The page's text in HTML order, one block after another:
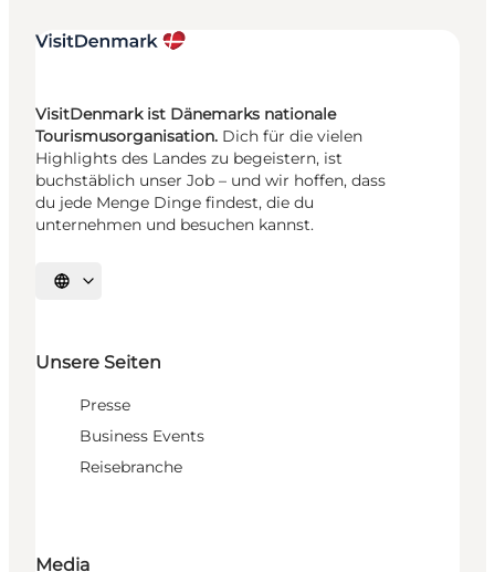
VisitDenmark ist Dänemarks nationale
Tourismusorganisation. Dich für die vielen
Highlights des Landes zu begeistern, ist
buchstäblich unser Job – und wir hoffen, dass
du jede Menge Dinge findest, die du
unternehmen und besuchen kannst.
Sprache auswählen
Unsere Seiten
Presse
Business Events
Reisebranche
Media